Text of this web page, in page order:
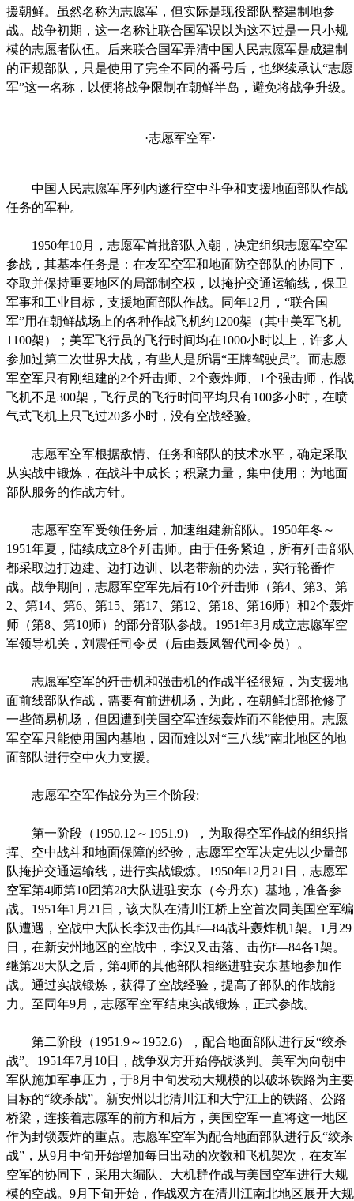
援朝鲜。虽然名称为志愿军，但实际是现役部队整建制地参
战。战争初期，这一名称让联合国军误以为这不过是一只小规
模的志愿者队伍。后来联合国军弄清中国人民志愿军是成建制
的正规部队，只是使用了完全不同的番号后，也继续承认“志愿
军”这一名称，以便将战争限制在朝鲜半岛，避免将战争升级。
·志愿军空军·
中国人民志愿军序列内遂行空中斗争和支援地面部队作战
任务的军种。
1950年10月，志愿军首批部队入朝，决定组织志愿军空军
参战，其基本任务是：在友军空军和地面防空部队的协同下，
夺取并保持重要地区的局部制空权，以掩护交通运输线，保卫
军事和工业目标，支援地面部队作战。同年12月，“联合国
军”用在朝鲜战场上的各种作战飞机约1200架（其中美军飞机
1100架）；美军飞行员的飞行时间均在1000小时以上，许多人
参加过第二次世界大战，有些人是所谓“王牌驾驶员”。而志愿
军空军只有刚组建的2个歼击师、2个轰炸师、1个强击师，作战
飞机不足300架，飞行员的飞行时间平均只有100多小时，在喷
气式飞机上只飞过20多小时，没有空战经验。
志愿军空军根据敌情、任务和部队的技术水平，确定采取
从实战中锻炼，在战斗中成长；积聚力量，集中使用；为地面
部队服务的作战方针。
志愿军空军受领任务后，加速组建新部队。1950年冬～
1951年夏，陆续成立8个歼击师。由于任务紧迫，所有歼击部队
都采取边打边建、边打边训、以老带新的办法，实行轮番作
战。战争期间，志愿军空军先后有10个歼击师（第4、第3、第
2、第14、第6、第15、第17、第12、第18、第16师）和2个轰炸
师（第8、第10师）的部分部队参战。1951年3月成立志愿军空
军领导机关，刘震任司令员（后由聂凤智代司令员）。
志愿军空军的歼击机和强击机的作战半径很短，为支援地
面前线部队作战，需要有前进机场，为此，在朝鲜北部抢修了
一些简易机场，但因遭到美国空军连续轰炸而不能使用。志愿
军空军只能使用国内基地，因而难以对“三八线”南北地区的地
面部队进行空中火力支援。
志愿军空军作战分为三个阶段:
第一阶段（1950.12～1951.9），为取得空军作战的组织指
挥、空中战斗和地面保障的经验，志愿军空军决定先以少量部
队掩护交通运输线，进行实战锻炼。1950年12月21日，志愿军
空军第4师第10团第28大队进驻安东（今丹东）基地，准备参
战。1951年1月21日，该大队在清川江桥上空首次同美国空军编
队遭遇，空战中大队长李汉击伤其f—84战斗轰炸机1架。1月29
日，在新安州地区的空战中，李汉又击落、击伤f—84各1架。
继第28大队之后，第4师的其他部队相继进驻安东基地参加作
战。通过实战锻炼，获得了空战经验，提高了部队的作战能
力。至同年9月，志愿军空军结束实战锻炼，正式参战。
第二阶段（1951.9～1952.6），配合地面部队进行反“绞杀
战”。1951年7月10日，战争双方开始停战谈判。美军为向朝中
军队施加军事压力，于8月中旬发动大规模的以破坏铁路为主要
目标的“绞杀战”。新安州以北清川江和大宁江上的铁路、公路
桥梁，连接着志愿军的前方和后方，美国空军一直将这一地区
作为封锁轰炸的重点。志愿军空军为配合地面部队进行反“绞杀
战”，从9月中旬开始增加每日出动的次数和飞机架次，在友军
空军的协同下，采用大编队、大机群作战与美国空军进行大规
模的空战。9月下旬开始，作战双方在清川江南北地区展开大规